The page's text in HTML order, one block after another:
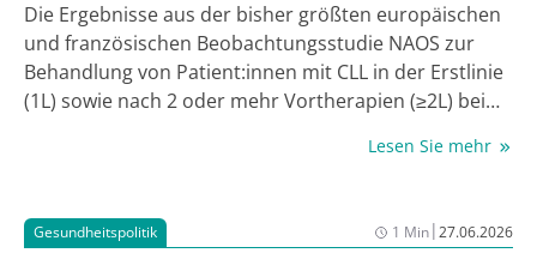
Die Ergebnisse aus der bisher größten europäischen
und französischen Beobachtungsstudie NAOS zur
Behandlung von Patient:innen mit CLL in der Erstlinie
(1L) sowie nach 2 oder mehr Vortherapien (≥2L) bei
Bruton-Tyrosinkinase (BTKi) Acalabrutinib
kontrollierter Studien (RCT). Die Ergebnisse von NAOS
mit einem Follow-up von 3 Jahren wurden im Rahmen
Lesen Sie mehr
Gesundheitspolitik 1 Min|27.06.2026